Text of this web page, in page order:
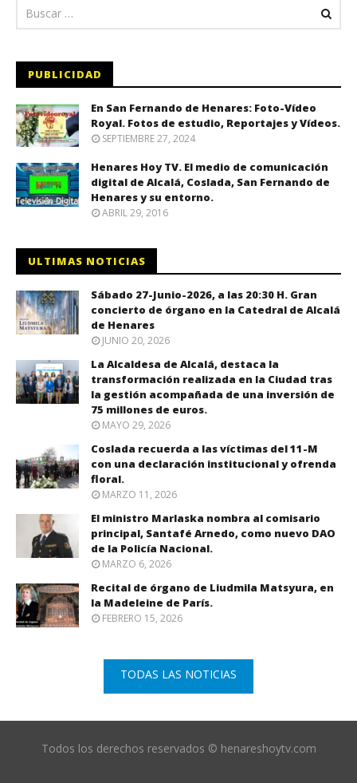
PUBLICIDAD
En San Fernando de Henares: Foto-Vídeo
Royal. Fotos de estudio, Reportajes y Vídeos.
SEPTIEMBRE 27, 2024
Henares Hoy TV. El medio de comunicación
digital de Alcalá, Coslada, San Fernando de
Henares y su entorno.
ABRIL 29, 2016
ULTIMAS NOTICIAS
Sábado 27-Junio-2026, a las 20:30 H. Gran
concierto de órgano en la Catedral de Alcalá
de Henares
JUNIO 20, 2026
La Alcaldesa de Alcalá, destaca la
transformación realizada en la Ciudad tras
la gestión acompañada de una inversión de
75 millones de euros.
MAYO 29, 2026
Coslada recuerda a las víctimas del 11-M
con una declaración institucional y ofrenda
floral.
MARZO 11, 2026
El ministro Marlaska nombra al comisario
principal, Santafé Arnedo, como nuevo DAO
de la Policía Nacional.
MARZO 6, 2026
Recital de órgano de Liudmila Matsyura, en
la Madeleine de París.
FEBRERO 15, 2026
TODAS LAS NOTICIAS
Todos los derechos reservados © henareshoytv.com